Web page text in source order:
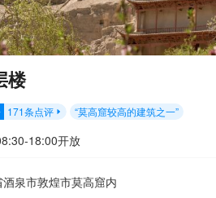
楼
171条点评  “莫高窟较高的建筑之一”
18:00开放
泉市敦煌市莫高窟内